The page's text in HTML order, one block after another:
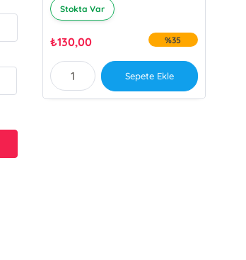
Nadir Çomak
Stokta Var
₺130,00 %35
Sepete Ekle